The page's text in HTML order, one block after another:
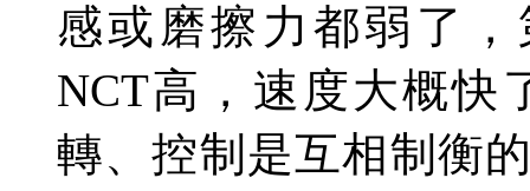
感或磨擦力都弱了
NCT高，速度大概快
轉、控制是互相制衡